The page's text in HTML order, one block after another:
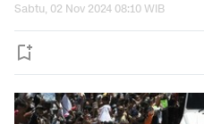
Sabtu, 02 Nov 2024 08:10 WIB